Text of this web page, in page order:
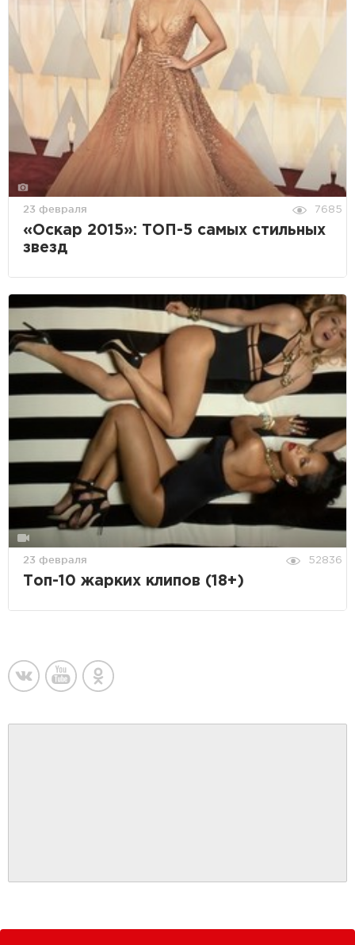
23 февраля 7685
«Оскар 2015»: ТОП-5 самых стильных
звезд
23 февраля 52836
Топ-10 жарких клипов (18+)